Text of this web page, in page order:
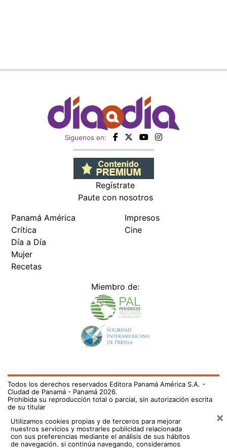
Siguenos en:
Regístrate
Paute con nosotros
Panamá América
Crítica
Día a Día
Mujer
Recetas
Impresos
Cine
Miembro de:
Todos los derechos reservados Editora Panamá América S.A. -
Ciudad de Panamá - Panamá 2026.
Prohibida su reproducción total o parcial, sin autorización escrita
de su titular
Utilizamos cookies propias y de terceros para mejorar
nuestros servicios y mostrarles publicidad relacionada
con sus preferencias mediante el análisis de sus hábitos
de navegación. si continúa navegando, consideramos
×